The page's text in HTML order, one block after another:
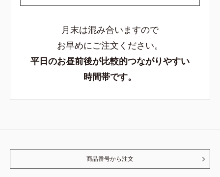
月末は混み合いますので
お早めにご注文ください。
平日のお昼前後が比較的つながりやすい
時間帯です。
商品番号から注文